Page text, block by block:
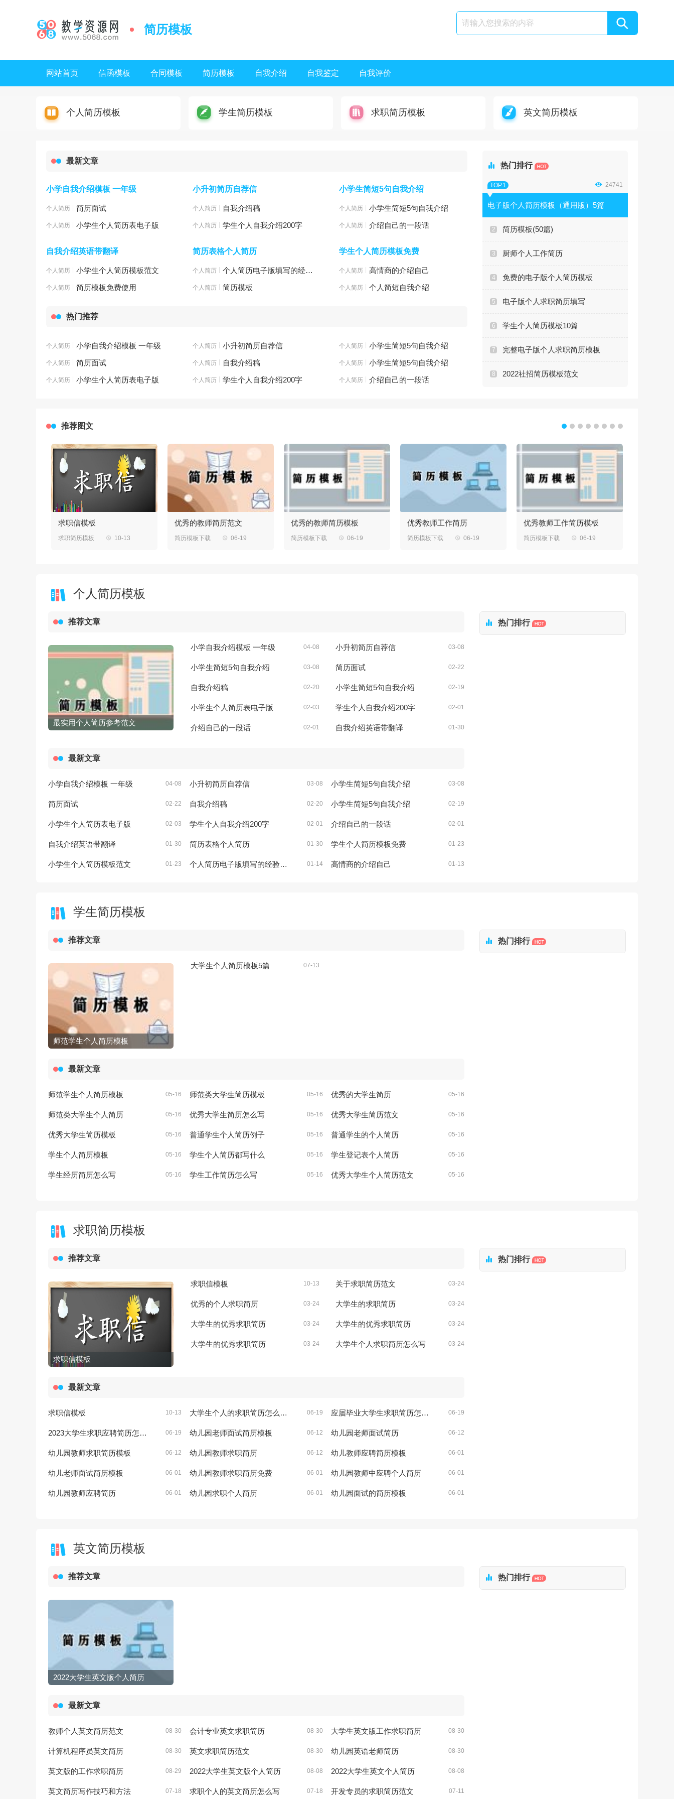
简历模板
网站首页 信函模板 合同模板 简历模板 自我介绍 自我鉴定 自我评价
个人简历模板 学生简历模板 求职简历模板 英文简历模板
最新文章
小学自我介绍模板 一年级 小升初简历自荐信 小学生简短5句自我介绍
个人简历模板简历面试 个人简历模板自我介绍稿 个人简历模板小学生简短5句自我介绍
个人简历模板小学生个人简历表电子版 个人简历模板学生个人自我介绍200字 个人简历模板介绍自己的一段话
自我介绍英语带翻译 简历表格个人简历 学生个人简历模板免费
个人简历模板小学生个人简历模板范文 个人简历模板个人简历电子版填写的经验与技巧 个人简历模板高情商的介绍自己
个人简历模板简历模板免费使用 个人简历模板简历模板 个人简历模板个人简短自我介绍
热门推荐
个人简历模板小学自我介绍模板 一年级 个人简历模板小升初简历自荐信 个人简历模板小学生简短5句自我介绍
个人简历模板简历面试 个人简历模板自我介绍稿 个人简历模板小学生简短5句自我介绍
个人简历模板小学生个人简历表电子版 个人简历模板学生个人自我介绍200字 个人简历模板介绍自己的一段话
 热门排行
TOP.1  24741
电子版个人简历模板（通用版）5篇
2 简历模板(50篇)
3 厨师个人工作简历
4 免费的电子版个人简历模板
5 电子版个人求职简历填写
6 学生个人简历模板10篇
7 完整电子版个人求职简历模板
8 2022社招简历模板范文
推荐图文
1 2 3 4 5
求职信模板
求职简历模板  10-13
优秀的教师简历范文
简历模板下载  06-19
优秀的教师简历模板
简历模板下载  06-19
优秀教师工作简历
简历模板下载  06-19
优秀教师工作简历模板
简历模板下载  06-19
个人简历模板
推荐文章
最实用个人简历参考范文
04-08
小学自我介绍模板 一年级 03-08
小升初简历自荐信
03-08
小学生简短5句自我介绍 02-22
简历面试
02-20
自我介绍稿 02-19
小学生简短5句自我介绍
02-03
小学生个人简历表电子版 02-01
学生个人自我介绍200字
02-01
介绍自己的一段话 01-30
自我介绍英语带翻译
最新文章
04-08
小学自我介绍模板 一年级 03-08
小升初简历自荐信 03-08
小学生简短5句自我介绍
02-22
简历面试 02-20
自我介绍稿 02-19
小学生简短5句自我介绍
02-03
小学生个人简历表电子版 02-01
学生个人自我介绍200字 02-01
介绍自己的一段话
01-30
自我介绍英语带翻译 01-30
简历表格个人简历 01-23
学生个人简历模板免费
01-23
小学生个人简历模板范文 01-14
个人简历电子版填写的经验与技巧 01-13
高情商的介绍自己
 热门排行
学生简历模板
推荐文章
师范学生个人简历模板
07-13
大学生个人简历模板5篇
最新文章
05-16
师范学生个人简历模板 05-16
师范类大学生简历模板 05-16
优秀的大学生简历
05-16
师范类大学生个人简历 05-16
优秀大学生简历怎么写 05-16
优秀大学生简历范文
05-16
优秀大学生简历模板 05-16
普通学生个人简历例子 05-16
普通学生的个人简历
05-16
学生个人简历模板 05-16
学生个人简历都写什么 05-16
学生登记表个人简历
05-16
学生经历简历怎么写 05-16
学生工作简历怎么写 05-16
优秀大学生个人简历范文
 热门排行
求职简历模板
推荐文章
求职信模板
10-13
求职信模板 03-24
关于求职简历范文
03-24
优秀的个人求职简历 03-24
大学生的求职简历
03-24
大学生的优秀求职简历 03-24
大学生的优秀求职简历
03-24
大学生的优秀求职简历 03-24
大学生个人求职简历怎么写
最新文章
10-13
求职信模板 06-19
大学生个人的求职简历怎么写2023 06-19
应届毕业大学生求职简历怎么写精选
06-19
2023大学生求职应聘简历怎么写 06-12
幼儿园老师面试简历模板 06-12
幼儿园老师面试简历
06-12
幼儿园教师求职简历模板 06-12
幼儿园教师求职简历 06-01
幼儿教师应聘简历模板
06-01
幼儿老师面试简历模板 06-01
幼儿园教师求职简历免费 06-01
幼儿园教师中应聘个人简历
06-01
幼儿园教师应聘简历 06-01
幼儿园求职个人简历 06-01
幼儿园面试的简历模板
 热门排行
英文简历模板
推荐文章
2022大学生英文版个人简历
最新文章
08-30
教师个人英文简历范文 08-30
会计专业英文求职简历 08-30
大学生英文版工作求职简历
08-30
计算机程序员英文简历 08-30
英文求职简历范文 08-30
幼儿园英语老师简历
08-29
英文版的工作求职简历 08-08
2022大学生英文版个人简历 08-08
2022大学生英文个人简历
07-18
英文简历写作技巧和方法 07-18
求职个人的英文简历怎么写 07-11
开发专员的求职简历范文
 热门排行